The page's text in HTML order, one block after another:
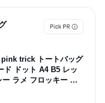
pink trick トートバッグ
ド ドット A4 B5 レッ
ラメ フロッキー 大
勤 バッグ 結婚式 二次